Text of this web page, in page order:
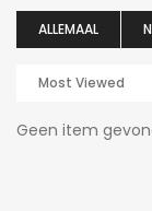
ALLEMAAL
Most Viewed
Geen item